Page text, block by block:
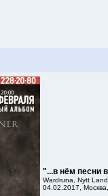
"...в нём песни
Wardruna, Nytt
04.02.2017,